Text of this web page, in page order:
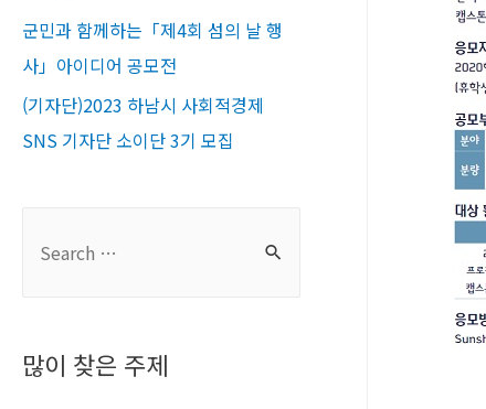
군민과 함께하는「제4회 섬의 날 행
사」아이디어 공모전
(기자단)2023 하남시 사회적경제
SNS 기자단 소이단 3기 모집
c
많이 찾은 주제